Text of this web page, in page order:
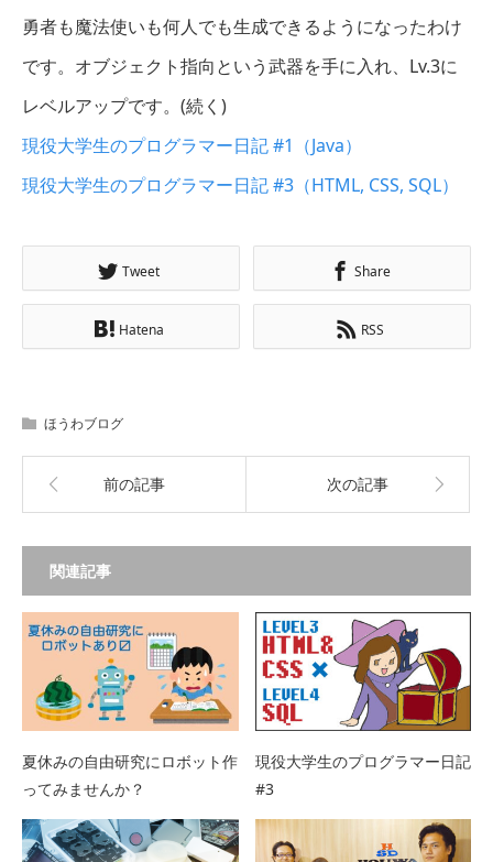
勇者も魔法使いも何人でも生成できるようになったわけ
です。オブジェクト指向という武器を手に入れ、Lv.3に
レベルアップです。(続く)
現役大学生のプログラマー日記 #1（Java）
現役大学生のプログラマー日記 #3（HTML, CSS, SQL）
Tweet Share
Hatena RSS
ほうわブログ
前の記事 次の記事
関連記事
夏休みの自由研究にロボット作
ってみませんか？
現役大学生のプログラマー日記
#3